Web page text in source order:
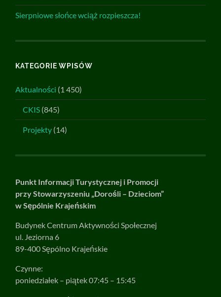
Sierpniowe słońce wciąż rozpieszcza!
KATEGORIE WPISÓW
Aktualności (1 450)
CKIS (845)
Projekty (14)
Punkt Informacji Turystycznej i Promocji
przy Stowarzyszeniu „Dorośli – Dzieciom”
w Sępólnie Krajeńskim
Budynek Centrum Aktywności Społecznej
ul. Jeziorna 6
89-400 Sępólno Krajeńskie
Czynne:
poniedziałek – piątek 07:45 – 15:45